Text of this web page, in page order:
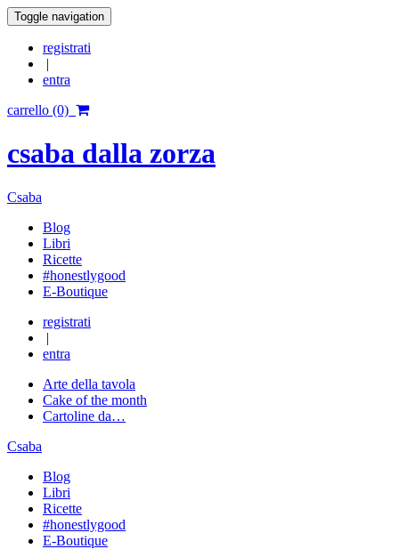
Toggle navigation
registrati
|
entra
carrello (0)
csaba dalla zorza
Csaba
Blog
Libri
Ricette
#honestlygood
E-Boutique
registrati
|
entra
Arte della tavola
Cake of the month
Cartoline da…
Csaba
Blog
Libri
Ricette
#honestlygood
E-Boutique